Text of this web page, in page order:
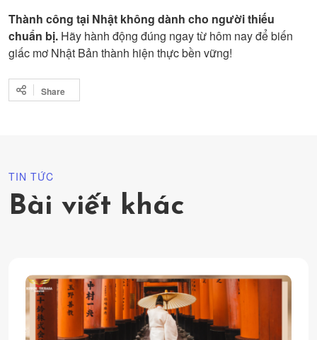
Thành công tại Nhật không dành cho người thiếu
chuẩn bị. Hãy hành động đúng ngay từ hôm nay để biến
giấc mơ Nhật Bản thành hiện thực bền vững!
Share
TIN TỨC
Bài viết khác